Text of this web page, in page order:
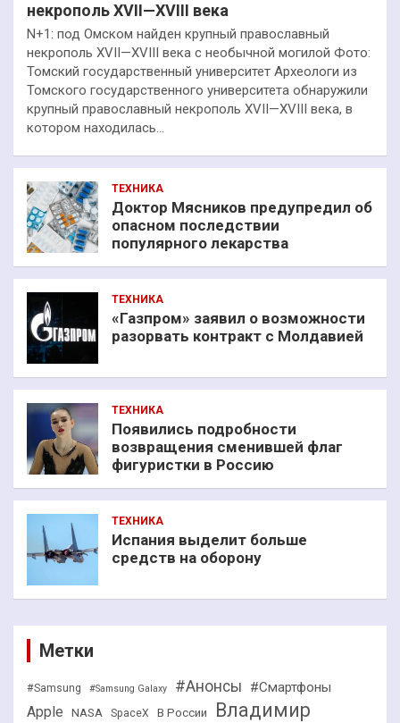
некрополь XVII—XVIII века
N+1: под Омском найден крупный православный
некрополь XVII—XVIII века с необычной могилой Фото:
Томский государственный университет Археологи из
Томского государственного университета обнаружили
крупный православный некрополь XVII—XVIII века, в
котором находилась…
ТЕХНИКА
Доктор Мясников предупредил об
опасном последствии
популярного лекарства
ТЕХНИКА
«Газпром» заявил о возможности
разорвать контракт с Молдавией
ТЕХНИКА
Появились подробности
возвращения сменившей флаг
фигуристки в Россию
ТЕХНИКА
Испания выделит больше
средств на оборону
Метки
#Samsung #Samsung Galaxy #Анонсы #Смартфоны
Apple NASA SpaceX В России
Владимир